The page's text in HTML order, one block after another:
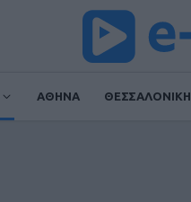
ΑΘΗΝΑ ΘΕΣΣΑΛΟΝΙΚΗ